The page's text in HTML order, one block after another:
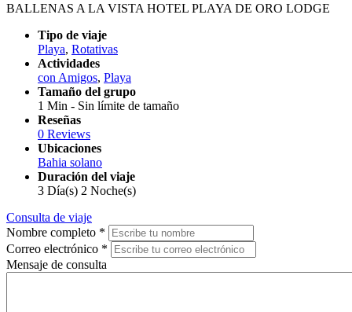
BALLENAS A LA VISTA HOTEL PLAYA DE ORO LODGE
Tipo de viaje
Playa, Rotativas
Actividades
con Amigos, Playa
Tamaño del grupo
1 Min - Sin límite de tamaño
Reseñas
0 Reviews
Ubicaciones
Bahia solano
Duración del viaje
3 Día(s) 2 Noche(s)
Consulta de viaje
Nombre completo *
Correo electrónico *
Mensaje de consulta